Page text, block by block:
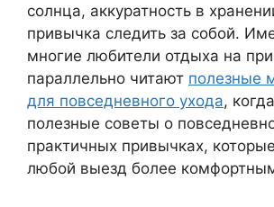
солнца, аккуратность в
привычка следить за собой.
многие любители отдыха на
параллельно читают полезные
для повседневного ухода,
полезные советы о
практичных привычках,
любой выезд более